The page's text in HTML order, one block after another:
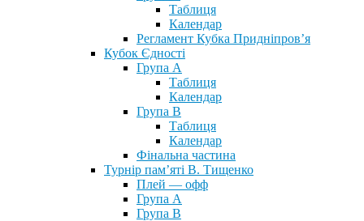
Таблиця
Календар
Регламент Кубка Придніпров’я
Кубок Єдності
Група А
Таблиця
Календар
Група В
Таблиця
Календар
Фінальна частина
Турнір пам’яті В. Тищенко
Плей — офф
Група А
Група B